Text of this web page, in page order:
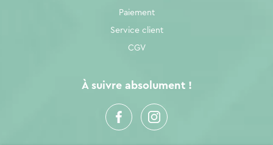
Paiement
Service client
CGV
À suivre absolument !